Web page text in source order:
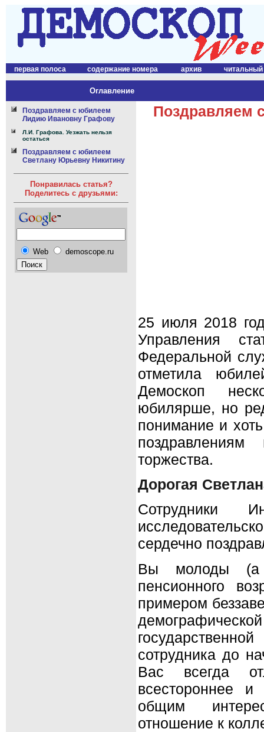
первая полоса содержание номера архив читальный
Оглавление
Поздравляем с юбилеем
Лидию Ивановну Графову
Л.И. Графова. Уезжать нельзя
остаться
Поздравляем с юбилеем
Светлану Юрьевну Никитину
Понравилась статья?
Поделитесь с друзьями:
Web demoscope.ru
Поздравляем
25 июля 2018
Управления
Федеральной
отметила
Демоскоп
юбилярше, но
понимание и
торжества.
Дорогая
Сотрудники
сердечно
Вы молоды (а
пенсионного
примером
сотрудника до
Вас всегда
всестороннее
общим
отношение к